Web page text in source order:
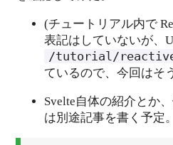
(チュートリアル内で
表記はしていないが、
/tutorial/
ているので、今回はそ
Svelte自体の紹介とか
は別途記事を書く予定。